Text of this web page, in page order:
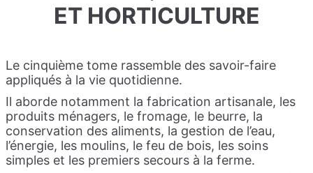
ET HORTICULTURE
Le cinquième tome rassemble des savoir-faire
appliqués à la vie quotidienne.
Il aborde notamment la fabrication artisanale, les
produits ménagers, le fromage, le beurre, la
conservation des aliments, la gestion de l’eau,
l’énergie, les moulins, le feu de bois, les soins
simples et les premiers secours à la ferme.